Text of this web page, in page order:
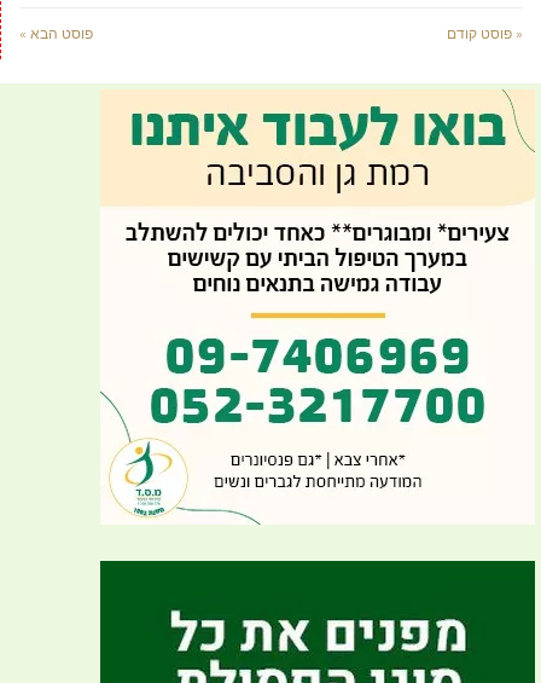
« פוסט קודם פוסט הבא »